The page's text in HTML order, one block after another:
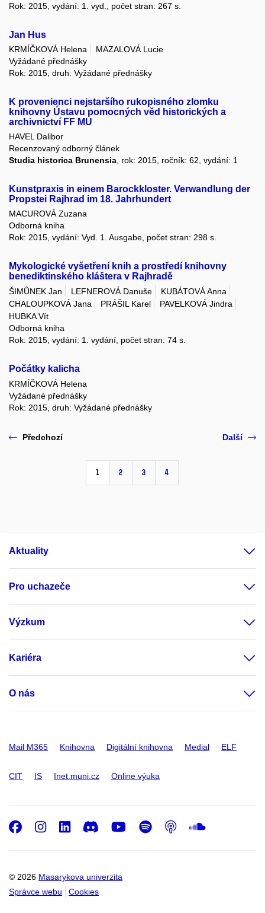
Rok: 2015, vydání: 1. vyd., počet stran: 267 s.
Jan Hus
KRMÍČKOVÁ Helena
MAZALOVÁ Lucie
Vyžádané přednášky
Rok: 2015, druh: Vyžádané přednášky
K provenienci nejstaršího rukopisného zlomku
knihovny Ústavu pomocných věd historických a
archivnictví FF MU
HAVEL Dalibor
Recenzovaný odborný článek
Studia historica Brunensia , rok: 2015, ročník: 62, vydání: 1
Kunstpraxis in einem Barockkloster. Verwandlung der
Propstei Rajhrad im 18. Jahrhundert
MACUROVÁ Zuzana
Odborná kniha
Rok: 2015, vydání: Vyd. 1. Ausgabe, počet stran: 298 s.
Mykologické vyšetření knih a prostředí knihovny
benediktinského kláštera v Rajhradě
ŠIMŮNEK Jan LEFNEROVÁ Danuše
KUBÁTOVÁ Anna
CHALOUPKOVÁ Jana
PRÁŠIL Karel
PAVELKOVÁ Jindra
HUBKA Vít
Odborná kniha
Rok: 2015, vydání: 1. vydání, počet stran: 74 s.
Počátky kalicha
KRMÍČKOVÁ Helena
Vyžádané přednášky
Rok: 2015, druh: Vyžádané přednášky
Předchozí
1 2 3 4
Další
Aktuality
Pro uchazeče
Výzkum
Kariéra
O nás
Mail M365 Knihovna Digitální knihovna Medial ELF
CIT IS Inet.muni.cz Online výuka
© 2026 Masarykova univerzita
Správce webu
Cookies
Facebook
Instagram
LinkedIn
DiscordYoutube
Spotify
Podcast